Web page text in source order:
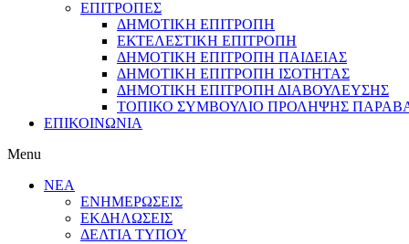
ΕΠΙΤΡΟΠΕΣ
ΔΗΜΟΤΙΚΗ ΕΠΙΤΡΟΠΗ
ΕΚΤΕΛΕΣΤΙΚΗ ΕΠΙΤΡΟΠΗ
ΔΗΜΟΤΙΚΗ ΕΠΙΤΡΟΠΗ ΠΑΙΔΕΙΑΣ
ΔΗΜΟΤΙΚΗ ΕΠΙΤΡΟΠΗ ΙΣΟΤΗΤΑΣ
ΔΗΜΟΤΙΚΗ ΕΠΙΤΡΟΠΗ ΔΙΑΒΟΥΛΕΥΣΗΣ
ΤΟΠΙΚΟ ΣΥΜΒΟΥΛΙΟ ΠΡΟΛΗΨΗΣ
ΕΠΙΚΟΙΝΩΝΙΑ
Menu
ΝΕΑ
ΕΝΗΜΕΡΩΣΕΙΣ
ΕΚΔΗΛΩΣΕΙΣ
ΔΕΛΤΙΑ ΤΥΠΟΥ